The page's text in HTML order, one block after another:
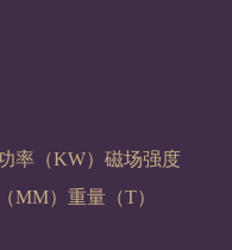
率（KW） 磁场强度
MM） 重量（T）